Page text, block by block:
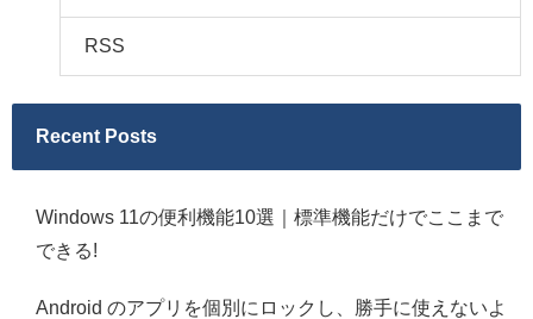
RSS
Recent Posts
Windows 11の便利機能10選｜標準機能だけでここまで
できる!
Android のアプリを個別にロックし、勝手に使えないよ